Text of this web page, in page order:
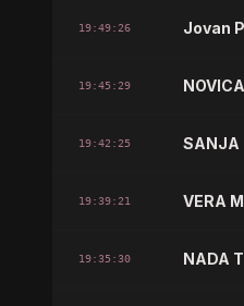
19:49:26 Jovan
19:45:29
19:42:25 SANJA
19:39:21 VERA
19:35:30 NADA